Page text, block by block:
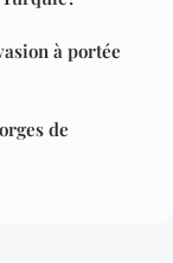
à portée
de